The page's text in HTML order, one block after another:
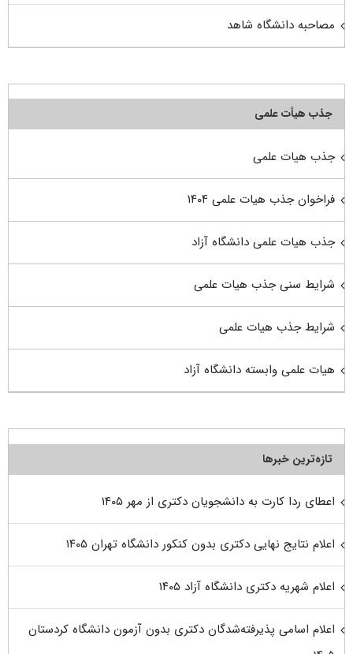
مصاحبه دانشگاه شاهد
جذب هیأت علمی
جذب هیات علمی
فراخوان جذب هیات علمی ۱۴۰۴
جذب هیات علمی دانشگاه آزاد
شرایط سنی جذب هیات علمی
شرایط جذب هیات علمی
هیات علمی وابسته دانشگاه آزاد
تازه‌ترین خبرها
اعطای ردا کارت به دانشجویان دکتری از مهر ۱۴۰۵
اعلام نتایج نهایی دکتری بدون کنکور دانشگاه تهران ۱۴۰۵
اعلام شهریه دکتری دانشگاه آزاد ۱۴۰۵
اعلام اسامی پذیرفته‌شدگان دکتری بدون آزمون دانشگاه کردستان